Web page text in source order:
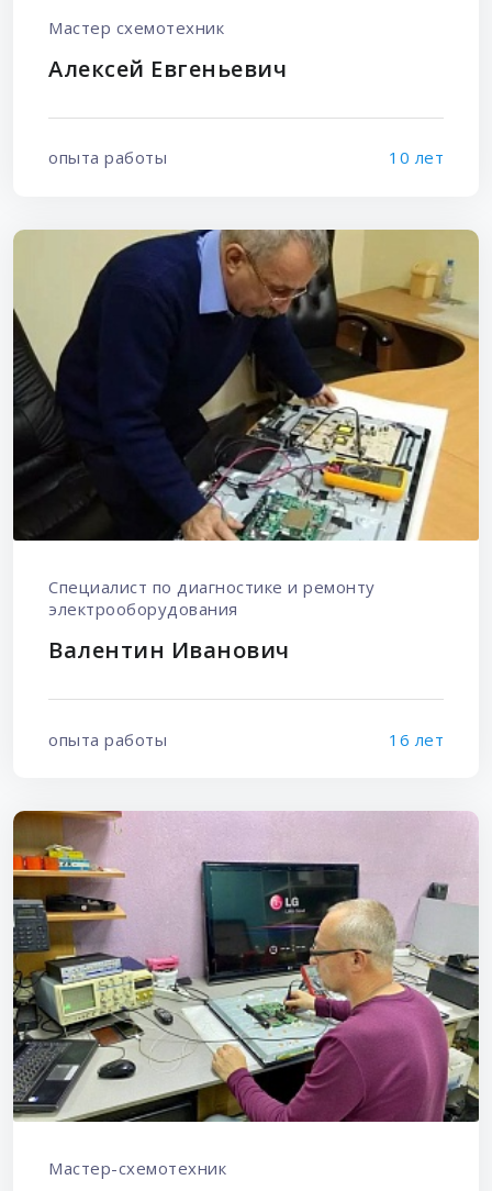
Мастер схемотехник
Алексей Евгеньевич
опыта работы 10 лет
Специалист по диагностике и ремонту
электрооборудования
Валентин Иванович
опыта работы 16 лет
Мастер-схемотехник